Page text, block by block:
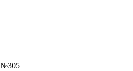
№305